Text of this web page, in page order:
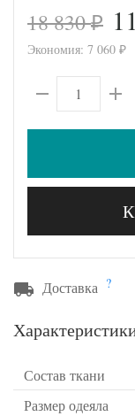
18 830₽
Экономия: 7 060 ₽
Доставка ?
Состав ткани
Размер одеяла